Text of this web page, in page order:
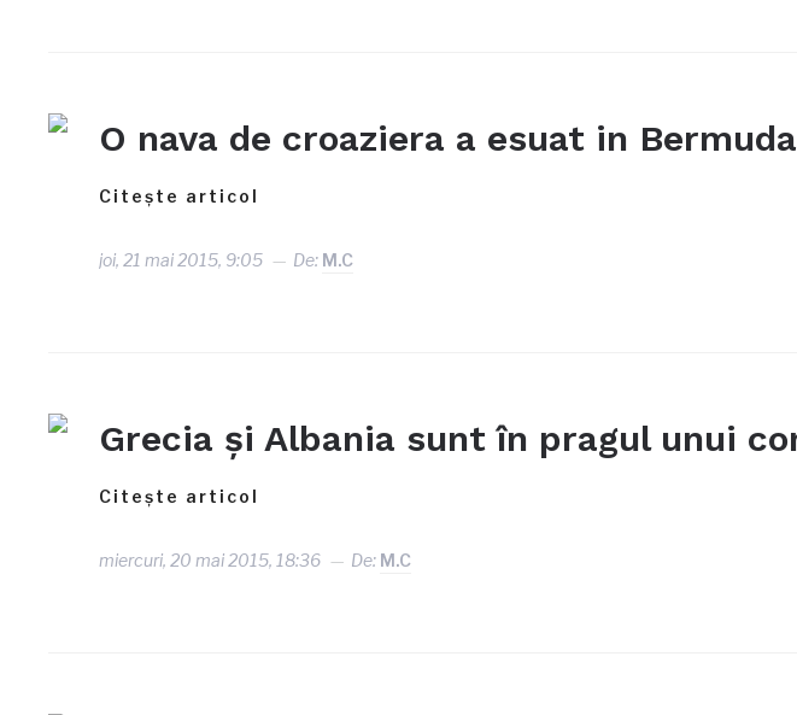
O nava de croaziera a esuat in Bermuda
Citește articol
joi, 21 mai 2015, 9:05 De: M.C
Grecia și Albania sunt în pragul unui
Citește articol
miercuri, 20 mai 2015, 18:36 De: M.C